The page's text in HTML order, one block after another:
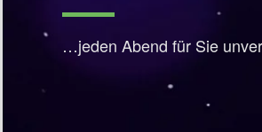
…jeden Abend für Sie